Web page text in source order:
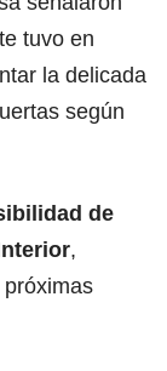
tuvo en
la delicada
según
de
,